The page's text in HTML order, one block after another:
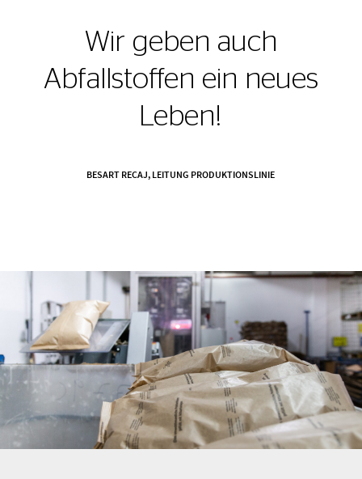
Wir geben auch
Abfallstoffen ein neues
Leben!
BESART RECAJ, LEITUNG PRODUKTIONSLINIE